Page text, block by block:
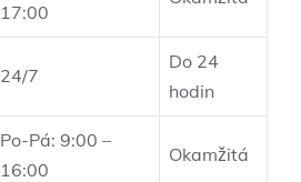
17:00
24/7
Do 24
hodin
Po-Pá: 9:00 –
16:00
Okamžitá